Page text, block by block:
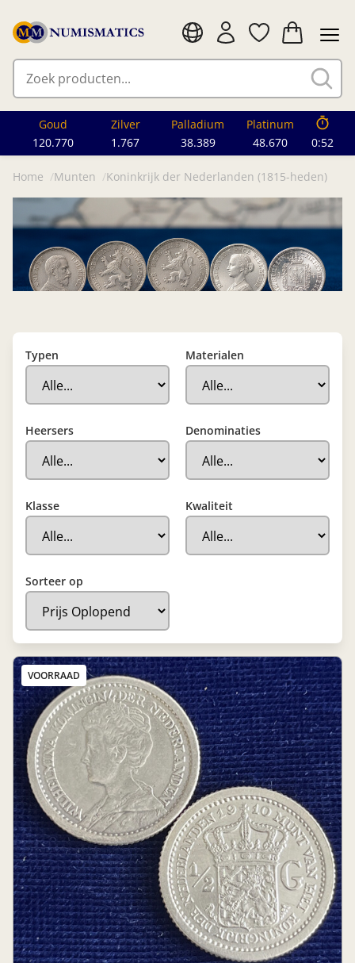
Goud
120.770
Zilver
1.767
Palladium
38.389
Platinum
48.670
0:50
Home Munten Koninkrijk der Nederlanden (1815-heden)
Typen Materialen
Heersers Denominaties
Klasse Kwaliteit
Sorteer op
VOORRAAD